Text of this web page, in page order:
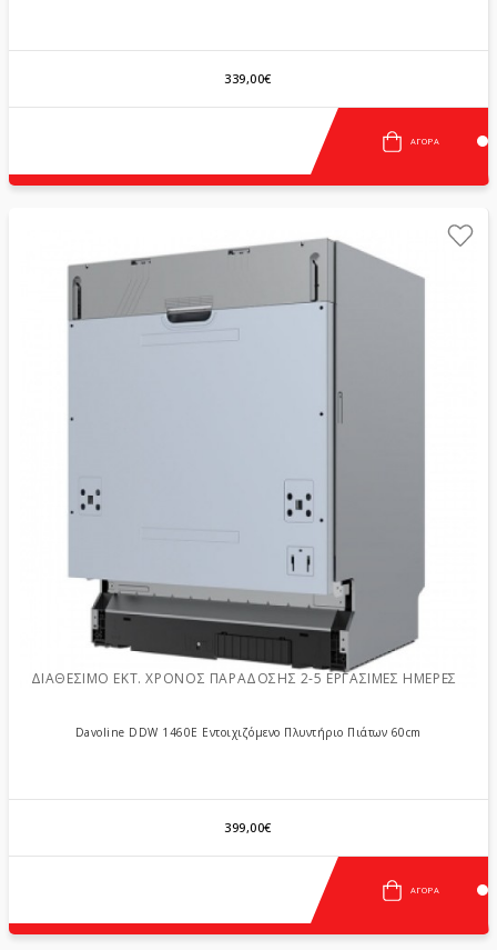
339,00€
ΑΓΟΡΆ
ΔΙΑΘΈΣΙΜΟ ΕΚΤ. ΧΡΌΝΟΣ ΠΑΡΆΔΟΣΗΣ 2-5 ΕΡΓΆΣΙΜΕΣ ΗΜΈΡΕΣ
Davoline DDW 1460E Εντοιχιζόμενο Πλυντήριο Πιάτων 60cm
399,00€
ΑΓΟΡΆ